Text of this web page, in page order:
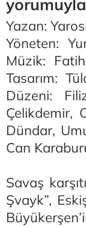
Yazan:
Yöneten:
Müzik:
Tasarım:
Düzeni:
Çelikdemir,
Dündar,
Can
Savaş
Şvayk”,